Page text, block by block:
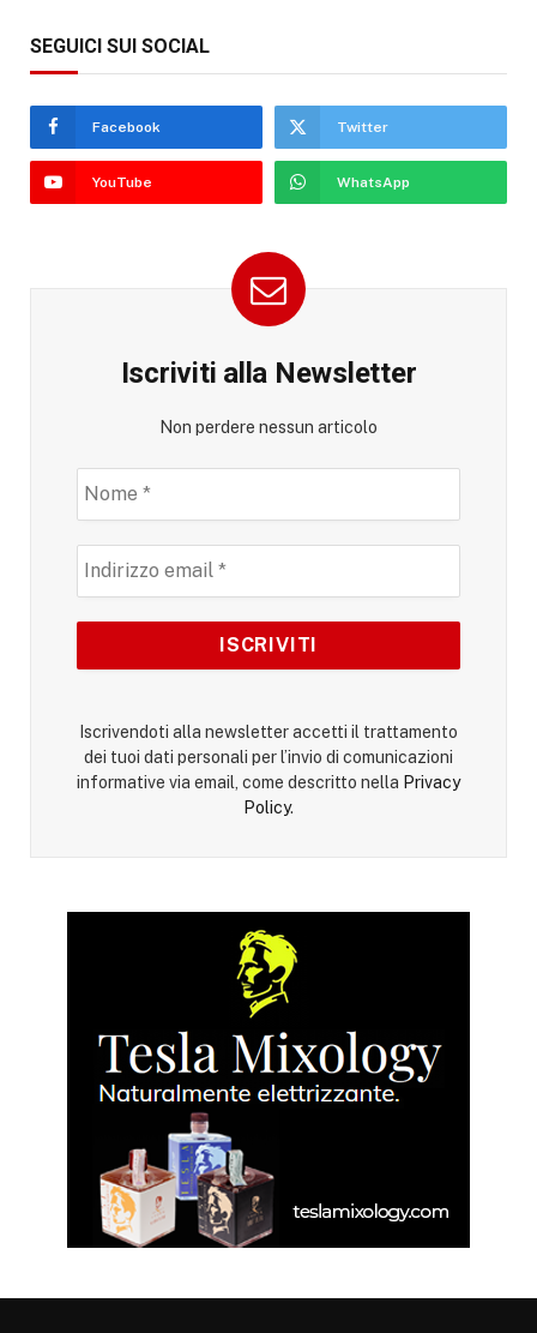
SEGUICI SUI SOCIAL
Facebook Twitter
YouTube WhatsApp
Iscriviti alla Newsletter
Non perdere nessun articolo
Iscrivendoti alla newsletter accetti il trattamento
dei tuoi dati personali per l’invio di comunicazioni
informative via email, come descritto nella Privacy
Policy.